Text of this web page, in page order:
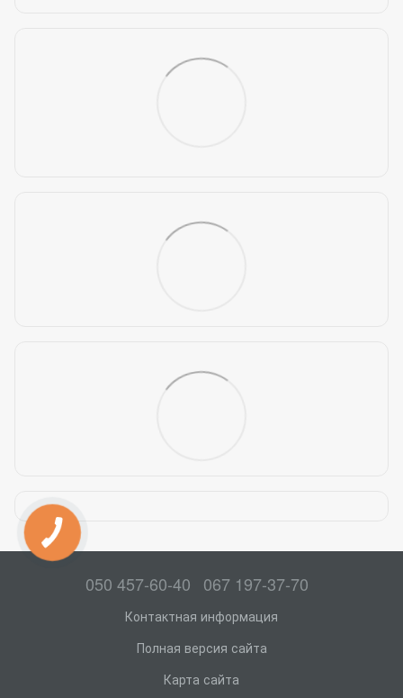
050 457-60-40 067 197-37-70
Контактная информация
Полная версия сайта
Карта сайта